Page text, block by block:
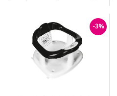
dětského pokoje. Díky
protiskluzové úpravě nočník
pevně drží a neklouže. Při
použití vydává melodii, která
motivuje dítě a činí učení
příjemnějším. Vlastnosti: -
-3%